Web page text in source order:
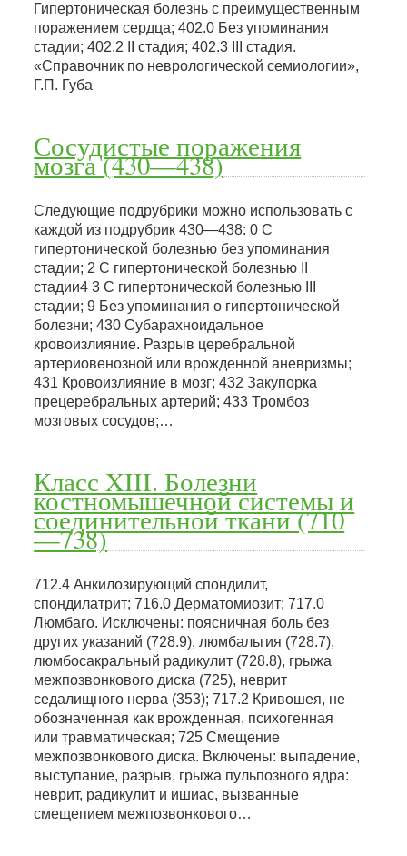
Гипертоническая болезнь с преимущественным
поражением сердца; 402.0 Без упоминания
стадии; 402.2 II стадия; 402.3 III стадия.
«Справочник по неврологической семиологии»,
Г.П. Губа
Сосудистые поражения
мозга (430—438)
Следующие подрубрики можно использовать с
каждой из подрубрик 430—438: 0 С
гипертонической болезнью без упоминания
стадии; 2 С гипертонической болезнью II
стадии4 3 С гипертонической болезнью III
стадии; 9 Без упоминания о гипертонической
болезни; 430 Субарахноидальное
кровоизлияние. Разрыв церебральной
артериовенозной или врожденной аневризмы;
431 Кровоизлияние в мозг; 432 Закупорка
прецеребральных артерий; 433 Тромбоз
мозговых сосудов;…
Класс XIII. Болезни
костномышечной системы и
соединительной ткани (710
—738)
712.4 Анкилозирующий спондилит,
спондилатрит; 716.0 Дерматомиозит; 717.0
Люмбаго. Исключены: поясничная боль без
других указаний (728.9), люмбальгия (728.7),
люмбосакральный радикулит (728.8), грыжа
межпозвонкового диска (725), неврит
седалищного нерва (353); 717.2 Кривошея, не
обозначенная как врожденная, психогенная
или травматическая; 725 Смещение
межпозвонкового диска. Включены: выпадение,
выступание, разрыв, грыжа пульпозного ядра:
неврит, радикулит и ишиас, вызванные
смещепием межпозвонкового…